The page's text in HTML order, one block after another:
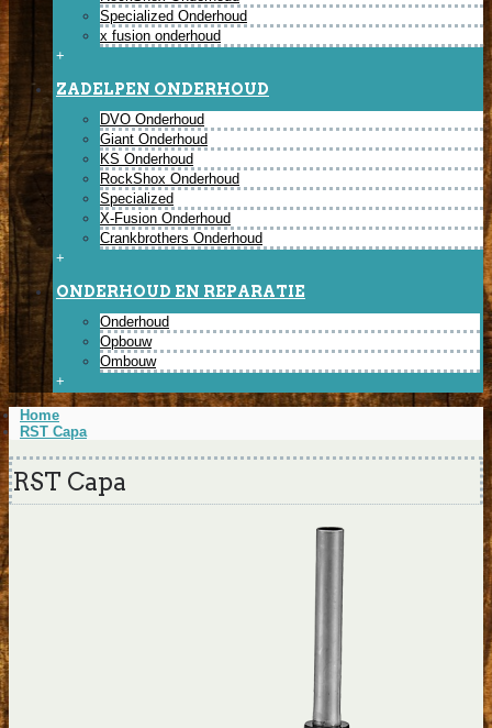
Specialized Onderhoud
x fusion onderhoud
+
ZADELPEN ONDERHOUD
DVO Onderhoud
Giant Onderhoud
KS Onderhoud
RockShox Onderhoud
Specialized
X-Fusion Onderhoud
Crankbrothers Onderhoud
+
ONDERHOUD EN REPARATIE
Onderhoud
Opbouw
Ombouw
+
Home
RST Capa
RST Capa